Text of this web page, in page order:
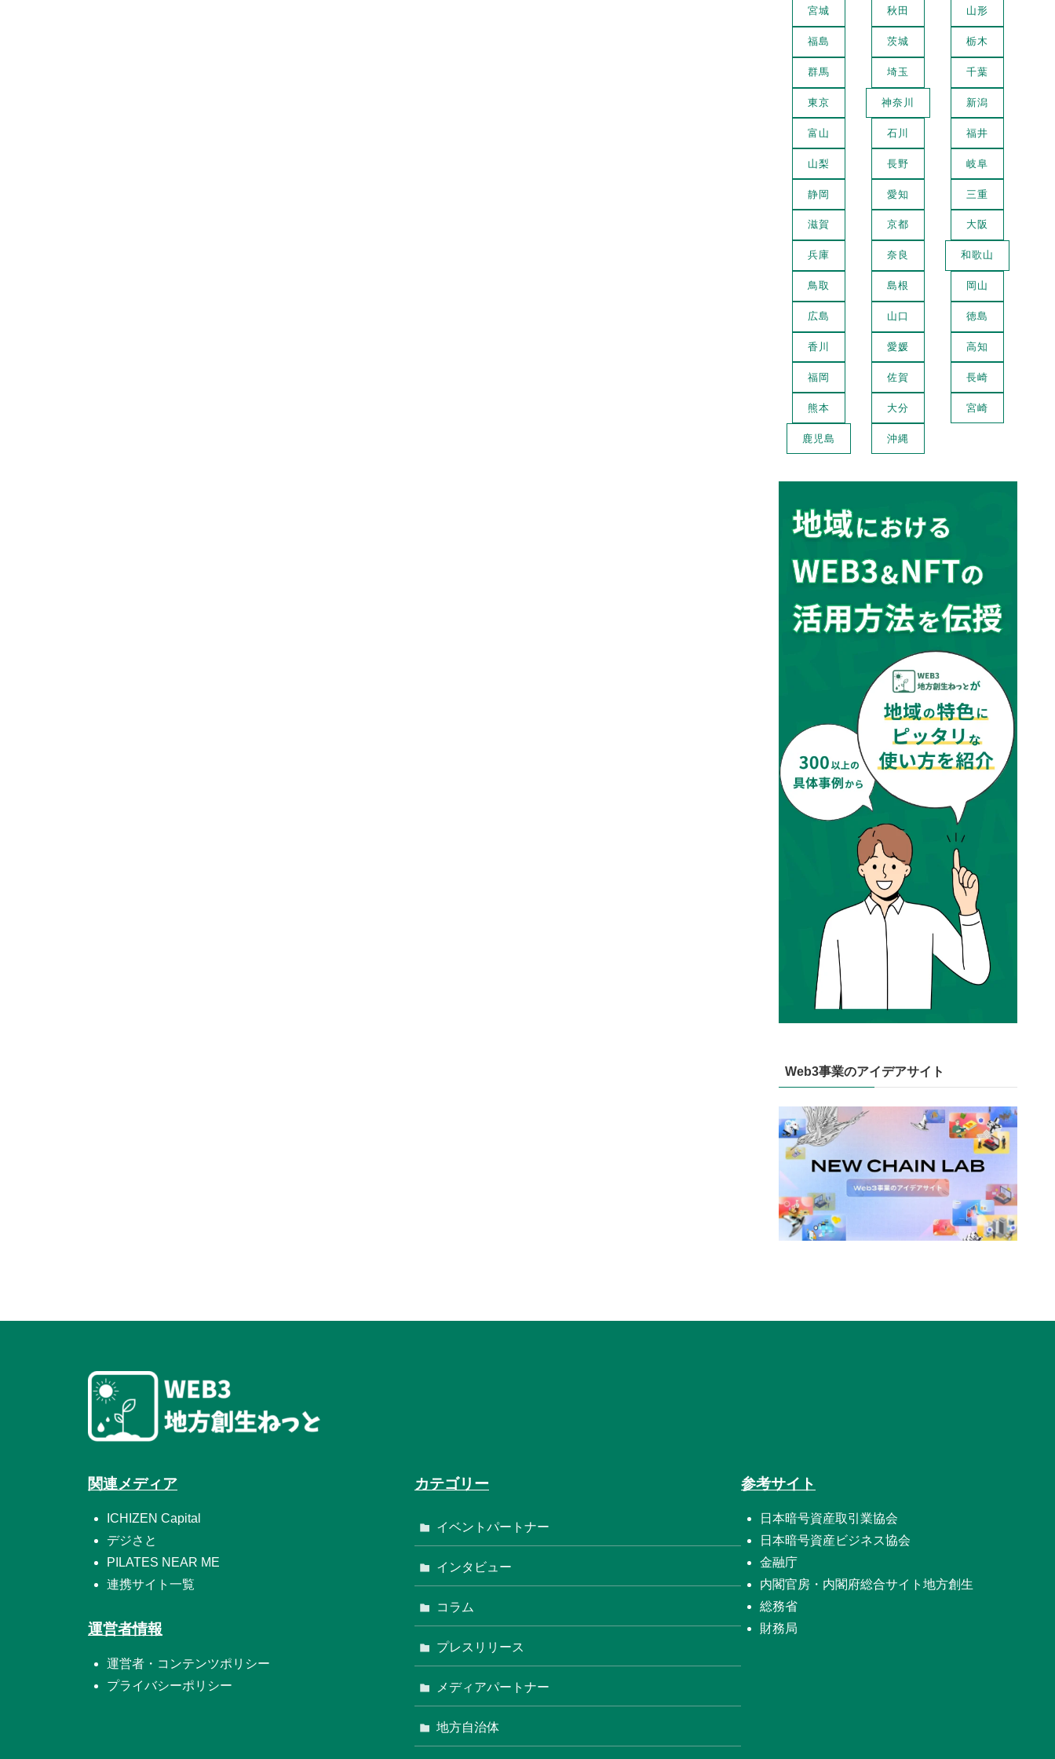
宮城 秋田 山形
福島 茨城 栃木
群馬 埼玉 千葉
東京 神奈川 新潟
富山 石川 福井
山梨 長野 岐阜
静岡 愛知 三重
滋賀 京都 大阪
兵庫 奈良 和歌山
鳥取 島根 岡山
広島 山口 徳島
香川 愛媛 高知
福岡 佐賀 長崎
熊本 大分 宮崎
鹿児島 沖縄
Web3事業のアイデアサイト
関連メディア
ICHIZEN Capital
デジさと
PILATES NEAR ME
連携サイト一覧
運営者情報
運営者・コンテンツポリシー
プライバシーポリシー
カテゴリー
イベントパートナー
インタビュー
コラム
プレスリリース
メディアパートナー
地方自治体
参考サイト
日本暗号資産取引業協会
日本暗号資産ビジネス協会
金融庁
内閣官房・内閣府総合サイト地方創生
総務省
財務局